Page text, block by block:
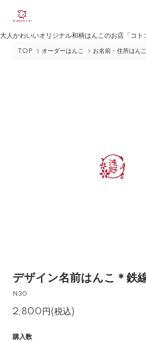
大人かわいいオリジナル和柄はんこのお店「コト
TOP オーダーはんこ お名前・住所はんこ
デザイン名前はんこ＊鉄線
N30
2,800円(税込)
購入数